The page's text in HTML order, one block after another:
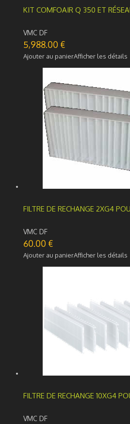
KIT COMFOAIR Q 350 ET
VMC DF
5,988.00 €
Ajouter au panierAfficher les détails
FILTRE DE RECHANGE 2XG4
VMC DF
60.00 €
Ajouter au panierAfficher les détails
FILTRE DE RECHANGE 10XG4
VMC DF